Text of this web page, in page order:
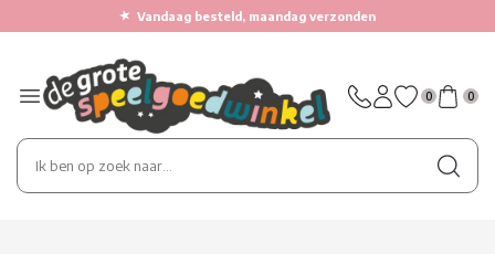
★ Vandaag besteld, maandag verzonden
0 0